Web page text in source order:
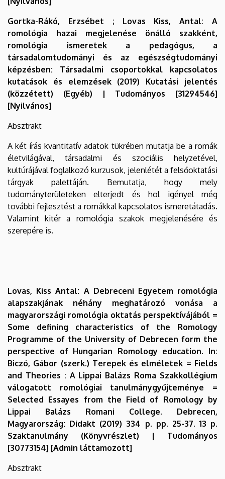
Gortka-Rákó, Erzsébet ; Lovas Kiss, Antal: A
romológia hazai megjelenése önálló szakként,
romológia ismeretek a pedagógus, a
társadalomtudományi és az egészségtudományi
képzésben: Társadalmi csoportokkal kapcsolatos
kutatások és elemzések (2019) Kutatási jelentés
(közzétett) (Egyéb) | Tudományos [31294546]
[Nyilvános]
Absztrakt
A két írás kvantitatív adatok tükrében mutatja be a romák
életvilágával, társadalmi és szociális helyzetével,
kultúrájával foglalkozó kurzusok, jelenlétét a felsőoktatási
tárgyak palettáján. Bemutatja, hogy mely
tudományterületeken elterjedt és hol igényel még
további fejlesztést a romákkal kapcsolatos ismeretátadás.
Valamint kitér a romológia szakok megjelenésére és
szerepére is.
Lovas, Kiss Antal: A Debreceni Egyetem romológia
alapszakjának néhány meghatározó vonása a
magyarországi romológia oktatás perspektívájából =
Some defining characteristics of the Romology
Programme of the University of Debrecen form the
perspective of Hungarian Romology education. In:
Biczó, Gábor (szerk.) Terepek és elméletek = Fields
and Theories : A Lippai Balázs Roma Szakkollégium
válogatott romológiai tanulmánygyűjteménye =
Selected Essayes from the Field of Romology by
Lippai Balázs Romani College. Debrecen,
Magyarország: Didakt (2019) 334 p. pp. 25-37. 13 p.
Szaktanulmány (Könyvrészlet) | Tudományos
[30773154] [Admin láttamozott]
Absztrakt